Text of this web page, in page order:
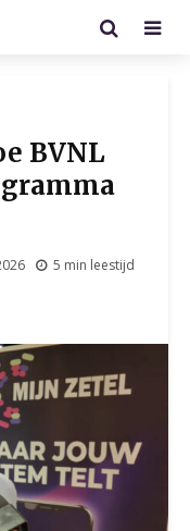
BVNL
5 min leestijd